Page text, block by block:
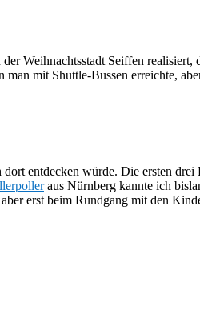
der Weihnachtsstadt Seiffen realisiert,
mit Shuttle-Bussen erreichte,
entdecken würde. Die ersten drei
aus Nürnberg kannte ich
erst beim Rundgang mit den